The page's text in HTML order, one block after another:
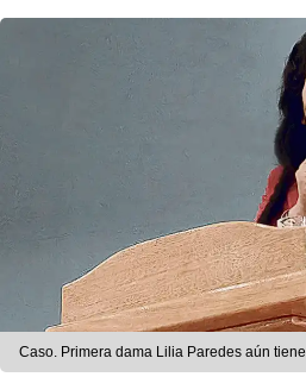
Caso. Primera dama Lilia Paredes aún